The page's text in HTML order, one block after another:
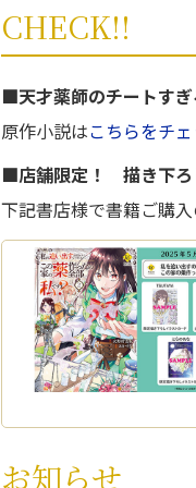
CHECK!!
■天才薬師のチートすぎ
原作小説はこちらをチ
■店舗限定！ 描き下ろ
下記書店様で書籍ご購
お知らせ